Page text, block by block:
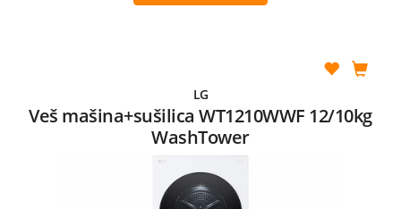
LG
Veš mašina+sušilica WT1210WWF 12/10kg
WashTower